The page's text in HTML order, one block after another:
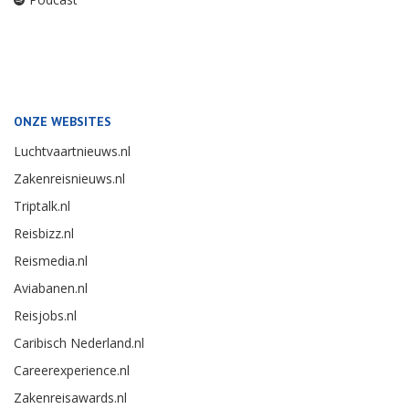
ONZE WEBSITES
Luchtvaartnieuws.nl
Zakenreisnieuws.nl
Triptalk.nl
Reisbizz.nl
Reismedia.nl
Aviabanen.nl
Reisjobs.nl
Caribisch Nederland.nl
Careerexperience.nl
Zakenreisawards.nl